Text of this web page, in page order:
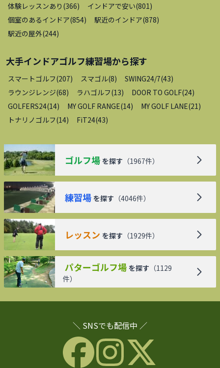
体験レッスンあり (366) インドアで安い(801 )
個室のあるインドア(854) 駅近のインドア(878)
駅近の屋外(244)
大手インドアゴルフ練習場から探す
スマートゴルフ(207) スマゴル(8) SWING24/7(43)
ラウンジレンジ(68) ラハゴルフ(13) DOOR TO GOLF(24)
GOLFERS24(14) MY GOLF RANGE(14) MY GOLF LANE(21 )
トナリノゴルフ(14) FiT24(43)
ゴルフ場 を探す （1967件）
練習場 を探す （4046件）
レッスン を探す （1929件）
パターゴルフ場 を探す （1129
件）
＼ SNSでも配信中 ／